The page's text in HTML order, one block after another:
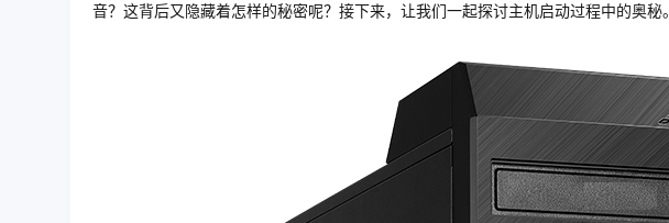
音？这背后又隐藏着怎样的秘密呢？接下来，让我们一起探讨主机启动过程中的奥秘。